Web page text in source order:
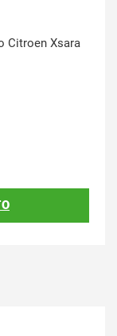
Citroen Xsara